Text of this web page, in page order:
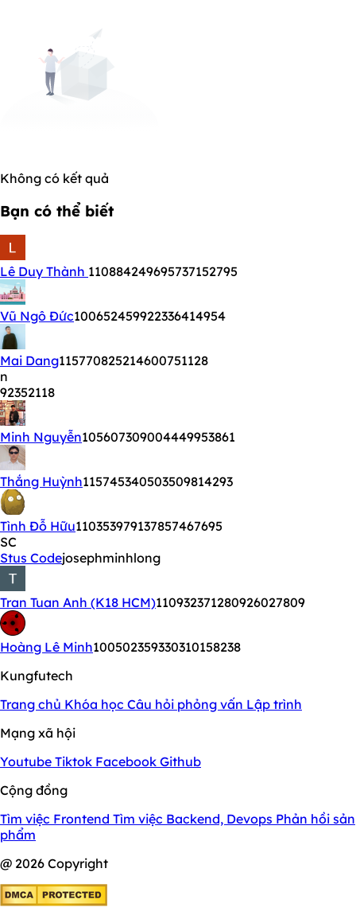
Không có kết quả
Bạn có thể biết
Lê Duy Thành 110884249695737152795
Vũ Ngô Đức100652459922336414954
Mai Dang115770825214600751128
n
92352118
Minh Nguyễn105607309004449953861
Thắng Huỳnh115745340503509814293
Tình Đỗ Hữu110353979137857467695
SC
Stus Codejosephminhlong
Tran Tuan Anh (K18 HCM)110932371280926027809
Hoàng Lê Minh100502359330310158238
Kungfutech
Trang chủ Khóa học Câu hỏi phỏng vấn Lập trình
Mạng xã hội
Youtube Tiktok Facebook Github
Cộng đồng
Tìm việc Frontend Tìm việc Backend, Devops Phản hồi sản
phẩm
@ 2026 Copyright